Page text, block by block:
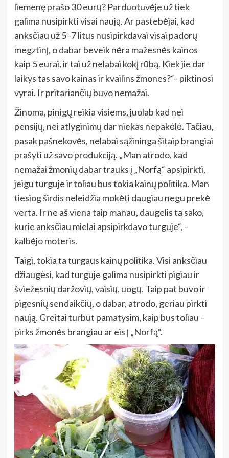
liemenę prašo 30 eurų? Parduotuvėje už tiek
galima nusipirkti visai naują. Ar pastebėjai, kad
anksčiau už 5–7 litus nusipirkdavai visai padorų
megztinį, o dabar beveik nėra mažesnės kainos
kaip 5 eurai, ir tai už nelabai kokį rūbą. Kiek jie dar
laikys tas savo kainas ir kvailins žmones?“– piktinosi
vyrai. Ir pritariančių buvo nemažai.
Žinoma, pinigų reikia visiems, juolab kad nei
pensijų, nei atlyginimų dar niekas nepakėlė. Tačiau,
pasak pašnekovės, nelabai sąžininga šitaip brangiai
prašyti už savo produkciją. „Man atrodo, kad
nemažai žmonių dabar trauks į „Norfą“ apsipirkti,
jeigu turguje ir toliau bus tokia kainų politika. Man
tiesiog širdis neleidžia mokėti daugiau negu prekė
verta. Ir ne aš viena taip manau, daugelis tą sako,
kurie anksčiau mielai apsipirkdavo turguje“, –
kalbėjo moteris.
Taigi, tokia ta turgaus kainų politika. Visi anksčiau
džiaugėsi, kad turguje galima nusipirkti pigiau ir
šviežesnių daržovių, vaisių, uogų. Taip pat buvo ir
pigesnių sendaikčių, o dabar, atrodo, geriau pirkti
naują. Greitai turbūt pamatysim, kaip bus toliau –
pirks žmonės brangiau ar eis į „Norfą“.